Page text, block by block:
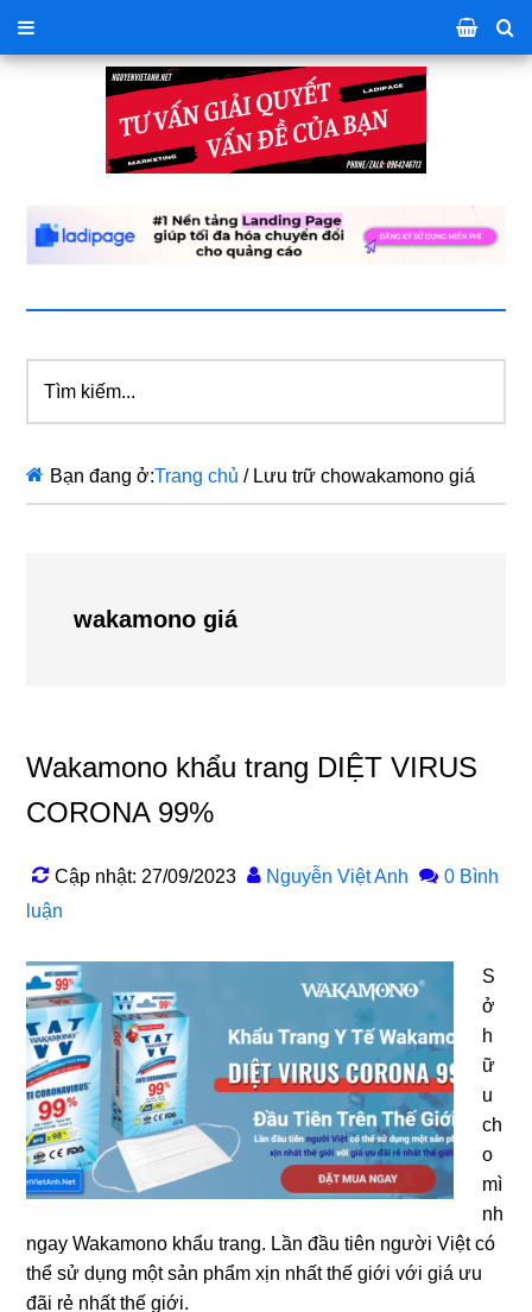
kiếm...
Bạn đang ở:Trang chủ /Lưu trữ chowakamono giá
wakamono giá
Wakamono khẩu trang DIỆT VIRUS
CORONA 99%
Cập nhật: 27/09/2023 Nguyễn Việt Anh
0 Bình
luận
S
ở
h
ữ
u
ch
o
mì
nh
ngay Wakamono khẩu trang. Lần đầu tiên người Việt có
thể sử dụng một sản phẩm xịn nhất thế giới với giá ưu
đãi rẻ nhất thế giới.